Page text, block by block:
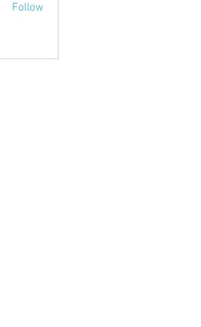
Follow